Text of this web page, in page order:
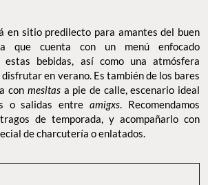
en sitio predilecto para amantes del buen
que cuenta con un menú enfocado
estas bebidas, así como una atmósfera
en verano. Es también de los bares
con mesitas a pie de calle, escenario ideal
o salidas entreamigxs. Recomendamos
de temporada, y acompañarlo con
de charcutería o enlatados.